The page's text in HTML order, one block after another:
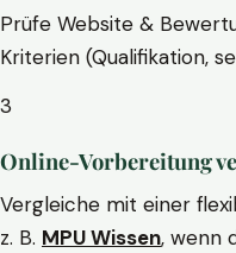
Prüfe Website &
Kriterien (Qualifikation,
3
Online-Vorbereitung
Vergleiche mit einer
z. B. MPU Wissen, wenn